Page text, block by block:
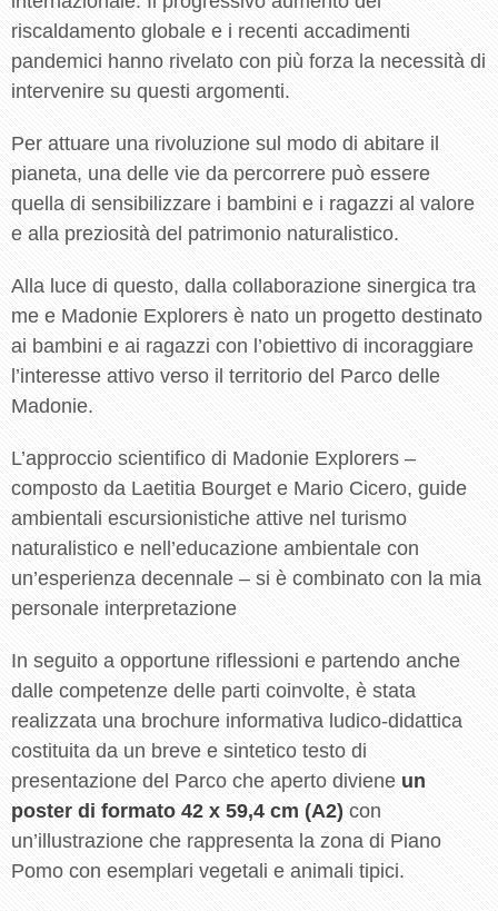
riscaldamento globale e i recenti accadimenti
pandemici hanno rivelato con più forza la necessità di
intervenire su questi argomenti.
Per attuare una rivoluzione sul modo di abitare il
pianeta, una delle vie da percorrere può essere
quella di sensibilizzare i bambini e i ragazzi al valore
e alla preziosità del patrimonio naturalistico.
Alla luce di questo, dalla collaborazione sinergica tra
me e Madonie Explorers è nato un progetto destinato
ai bambini e ai ragazzi con l’obiettivo di incoraggiare
l’interesse attivo verso il territorio del Parco delle
Madonie.
L’approccio scientifico di Madonie Explorers –
composto da Laetitia Bourget e Mario Cicero, guide
ambientali escursionistiche attive nel turismo
naturalistico e nell’educazione ambientale con
un’esperienza decennale – si è combinato con la mia
personale interpretazione
In seguito a opportune riflessioni e partendo anche
dalle competenze delle parti coinvolte, è stata
realizzata una brochure informativa ludico-didattica
costituita da un breve e sintetico testo di
presentazione del Parco che aperto diviene un
poster di formato 42 x 59,4 cm (A2) con
un’illustrazione che rappresenta la zona di Piano
Pomo con esemplari vegetali e animali tipici.